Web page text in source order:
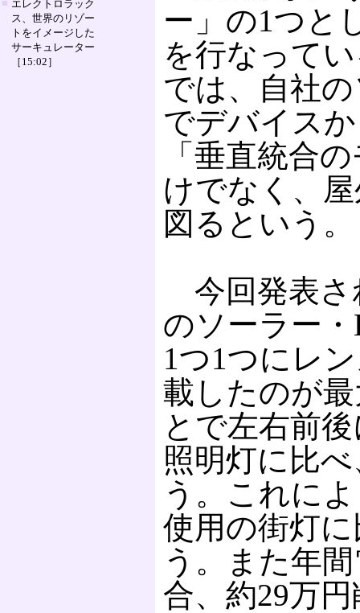
■ エレクトロラック
ス、世界のリゾー
トをイメージした
サーキュレーター
［15:02］
ー」の1つと
を行なって
では、自社
でデバイス
「垂直統合
けでなく、
図るという。
今回発表さ
のソーラー
1つ1つにレ
載したのが
とで左右前
照明灯に比
う。これに
使用の街灯
う。また年
合、約29万